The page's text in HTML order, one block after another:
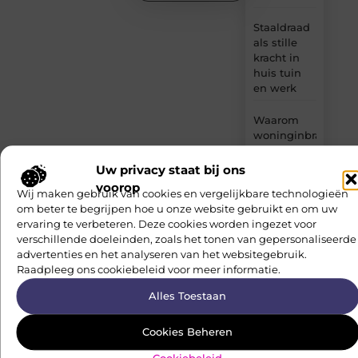
Uw privacy staat bij ons
voorop
Wij maken gebruik van cookies en vergelijkbare technologieën
om beter te begrijpen hoe u onze website gebruikt en om uw
ervaring te verbeteren. Deze cookies worden ingezet voor
verschillende doeleinden, zoals het tonen van gepersonaliseerde
advertenties en het analyseren van het websitegebruik.
Raadpleeg ons cookiebeleid voor meer informatie.
Alles Toestaan
Cookies Beheren
Staaldraad
als stille
kracht in
huis tuin
en werk
Waarom
woninginbraken
in
plaatsvinden
in slecht
beveiligde
wijken
Betekenisvol
een
levensfase